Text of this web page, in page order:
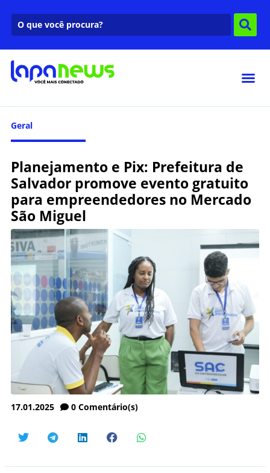
Geral
Planejamento e Pix: Prefeitura de
Salvador promove evento gratuito
para empreendedores no Mercado
São Miguel
17.01.2025 0 Comentário(s)